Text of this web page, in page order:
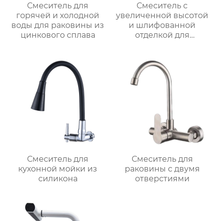
Смеситель для
горячей и холодной
воды для раковины из
цинкового сплава
Смеситель с
увеличенной высотой
и шлифованной
отделкой для
Смеситель для
кухонной мойки из
силикона
Смеситель для
раковины с двумя
отверстиями